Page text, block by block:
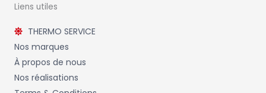
Liens utiles
THERMO SERVICE
Nos marques
À propos de nous
Nos réalisations